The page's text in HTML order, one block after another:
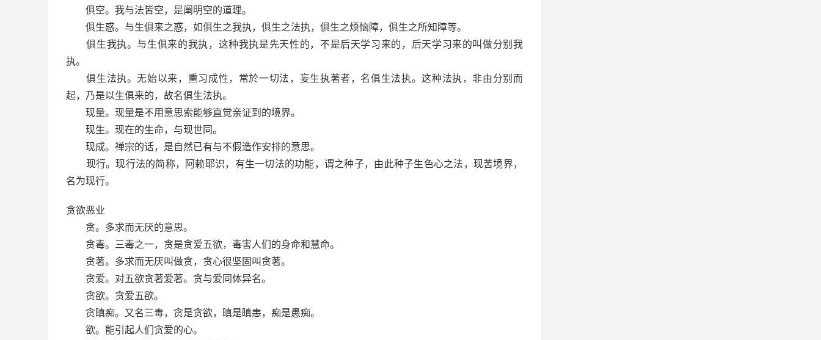
俱空。我与法皆空，是阐明空的道理。
俱生惑。与生俱来之惑，如俱生之我执，俱生之法执，俱生之烦恼障，俱生之所知障等。
俱生我执。与生俱来的我执，这种我执是先天性的，不是后天学习来的，后天学习来的叫做分别我
执。
俱生法执。无始以来，熏习成性，常於一切法，妄生执著者，名俱生法执。这种法执，非由分别而
起，乃是以生俱来的，故名俱生法执。
现量。现量是不用意思索能够直觉亲证到的境界。
现生。现在的生命，与现世同。
现成。禅宗的话，是自然已有与不假造作安排的意思。
现行。现行法的简称，阿赖耶识，有生一切法的功能，谓之种子，由此种子生色心之法，现苦境界，
名为现行。
贪欲恶业
贪。多求而无厌的意思。
贪毒。三毒之一，贪是贪爱五欲，毒害人们的身命和慧命。
贪著。多求而无厌叫做贪，贪心很坚固叫贪著。
贪爱。对五欲贪著爱著。贪与爱同体异名。
贪欲。贪爱五欲。
贪瞋痴。又名三毒，贪是贪欲，瞋是瞋恚，痴是愚痴。
欲。能引起人们贪爱的心。